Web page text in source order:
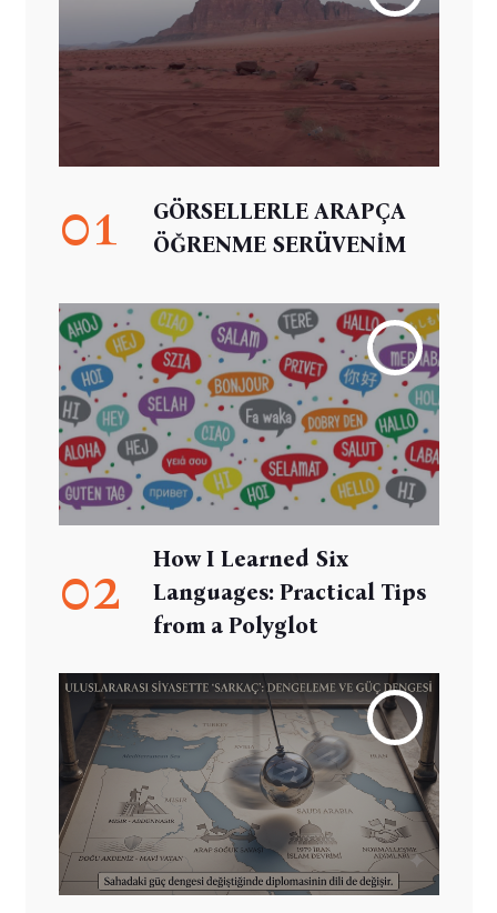
01
GÖRSELLERLE ARAPÇA
ÖĞRENME SERÜVENİM
02
How I Learned Six
Languages: Practical Tips
from a Polyglot